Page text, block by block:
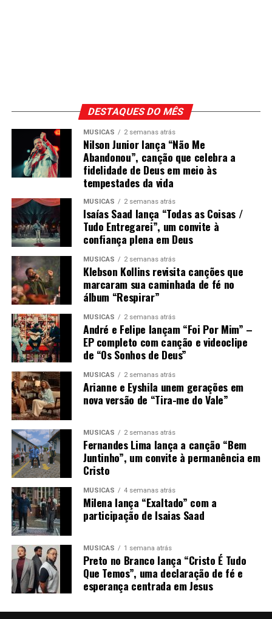
DESTAQUES DO MÊS
MÚSICAS 2 semanas atrás
Nilson Junior lança “Não Me
Abandonou”, canção que celebra a
fidelidade de Deus em meio às
tempestades da vida
MÚSICAS 2 semanas atrás
Isaías Saad lança “Todas as Coisas /
Tudo Entregarei”, um convite à
confiança plena em Deus
MÚSICAS 2 semanas atrás
Klebson Kollins revisita canções que
marcaram sua caminhada de fé no
álbum “Respirar”
MÚSICAS 2 semanas atrás
André e Felipe lançam “Foi Por Mim” –
EP completo com canção e videoclipe
de “Os Sonhos de Deus”
MÚSICAS 2 semanas atrás
Arianne e Eyshila unem gerações em
nova versão de “Tira-me do Vale”
MÚSICAS 2 semanas atrás
Fernandes Lima lança a canção “Bem
Juntinho”, um convite à permanência em
Cristo
MÚSICAS 4 semanas atrás
Milena lança “Exaltado” com a
participação de Isaias Saad
MÚSICAS 1 semana atrás
Preto no Branco lança “Cristo É Tudo
Que Temos”, uma declaração de fé e
esperança centrada em Jesus